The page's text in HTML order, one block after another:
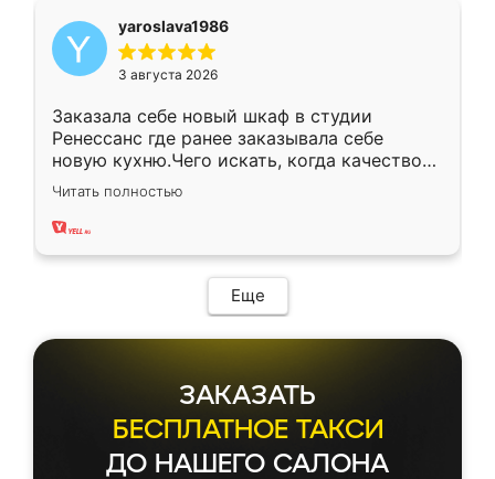
yaroslava1986
3 августа 2026
Заказала себе новый шкаф в студии
Ренессанс где ранее заказывала себе
новую кухню.Чего искать, когда качеством
вполне довольна. Служит кухня уже почти
два года, нареканий нет.
Читать полностью
Еще
ЗАКАЗАТЬ
БЕСПЛАТНОЕ ТАКСИ
ДО НАШЕГО САЛОНА